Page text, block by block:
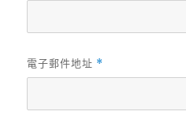
電子郵件地址 *